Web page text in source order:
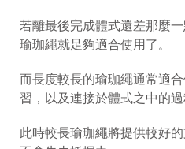
若離最後完成體式還差那麼
瑜珈繩就足夠適合使用了 。
而長度較長的瑜珈繩通常適
習，以及連接於體式之中的過
此時較長瑜珈繩將提供較好